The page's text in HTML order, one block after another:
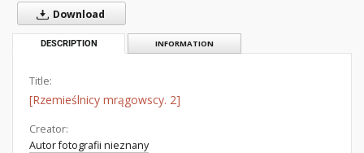
Download
DESCRIPTION INFORMATION
Title:
[Rzemieślnicy mrągowscy. 2]
Creator:
Autor fotografii nieznany